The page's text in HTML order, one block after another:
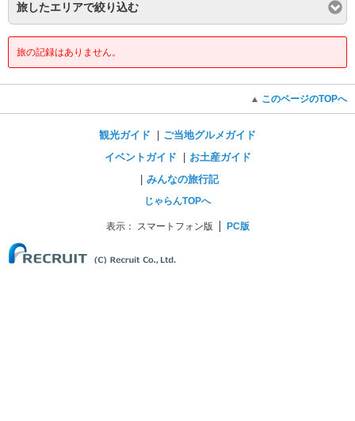
旅したエリアで絞り込む
旅の記録はありません。
このページのTOPへ
観光ガイド
ご当地グルメガイド
イベントガイド
お土産ガイド
みんなの旅行記
じゃらんTOPへ
表示： スマートフォン版 PC版